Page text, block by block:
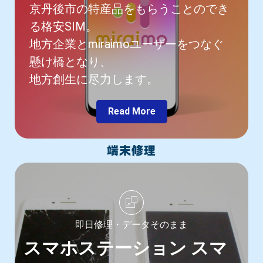
京丹後市の特産品をもらうことのでき
る格安SIM。
地方企業とmiraimoユーザーをつなぐ
懸け橋となり、
地方創生に尽力します。
Read More
即日修理・データそのまま
スマホステーション スマ
端末修理